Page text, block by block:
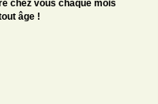
chez vous chaque mois
âge !